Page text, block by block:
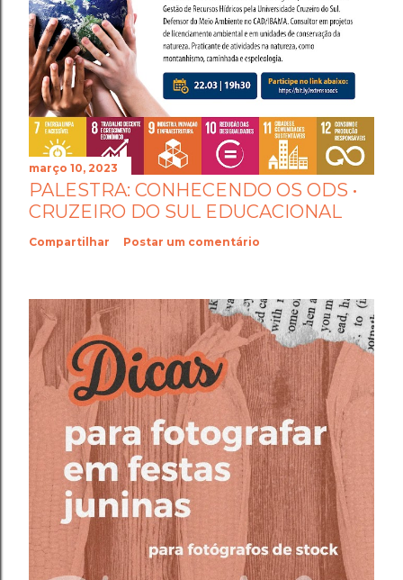
março 10, 2023
PALESTRA: CONHECENDO OS ODS •
CRUZEIRO DO SUL EDUCACIONAL
Compartilhar Postar um comentário